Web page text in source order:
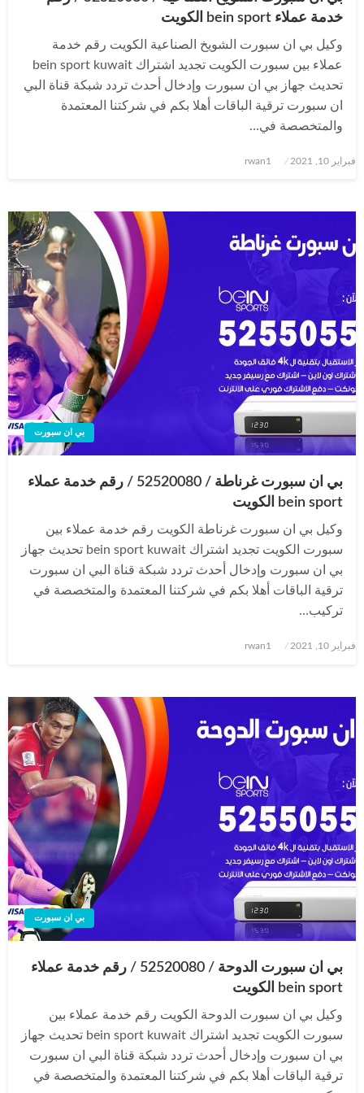
خدمة عملاء bein sport الكويت
وكيل بي ان سبورت الشويخ الصناعية الكويت رقم خدمة
عملاء بين سبورت الكويت تجديد اشتراك bein sport kuwait
تحديث جهاز بي ان سبورت وإدخال أحدث تردد شبكة قناة البي
ان سبورت ترقية الباقات أهلا بكم في شركتنا المعتمدة
والمتخصصة في…
نُشر
فبراير 10, 2021 rwan1
بي ان سبورت
بي ان سبورت غرناطة / 52520080 / رقم خدمة عملاء
bein sport الكويت
وكيل بي ان سبورت غرناطة الكويت رقم خدمة عملاء بين
سبورت الكويت تجديد اشتراك bein sport kuwait تحديث جهاز
بي ان سبورت وإدخال أحدث تردد شبكة قناة البي ان سبورت
ترقية الباقات أهلا بكم في شركتنا المعتمدة والمتخصصة في
تركيب…
نُشر
فبراير 10, 2021 rwan1
بي ان سبورت
بي ان سبورت الدوحة / 52520080 / رقم خدمة عملاء
bein sport الكويت
وكيل بي ان سبورت الدوحة الكويت رقم خدمة عملاء بين
سبورت الكويت تجديد اشتراك bein sport kuwait تحديث جهاز
بي ان سبورت وإدخال أحدث تردد شبكة قناة البي ان سبورت
ترقية الباقات أهلا بكم في شركتنا المعتمدة والمتخصصة في